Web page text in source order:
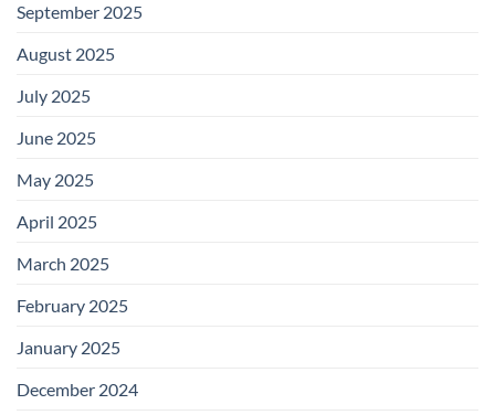
September 2025
August 2025
July 2025
June 2025
May 2025
April 2025
March 2025
February 2025
January 2025
December 2024